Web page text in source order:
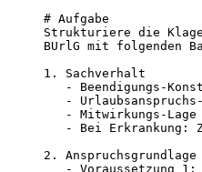
# Aufgabe
Strukturiere die
BUrlG mit folgenden
1. Sachverhalt
- Beendigungs-
-
- Mitwirkungs-Lage
- Bei Erkrankung:
2.
- Voraussetzung